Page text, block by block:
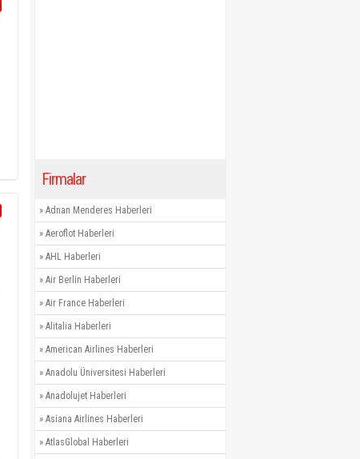
Firmalar
» Adnan Menderes Haberleri
» Aeroflot Haberleri
» AHL Haberleri
» Air Berlin Haberleri
» Air France Haberleri
» Alitalia Haberleri
» American Airlines Haberleri
» Anadolu Üniversitesi Haberleri
» Anadolujet Haberleri
» Asiana Airlines Haberleri
» AtlasGlobal Haberleri